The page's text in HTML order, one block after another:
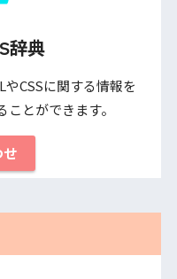
辞典
CSSに関する情報を
とができます。